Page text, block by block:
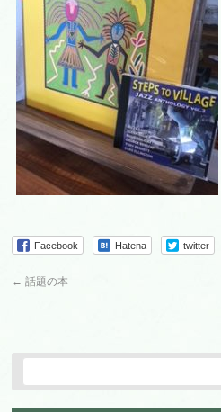
Facebook Hatena twitter
← 話題の本